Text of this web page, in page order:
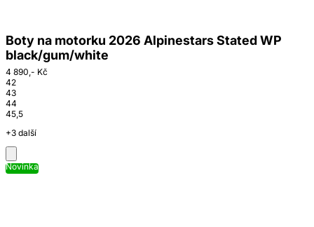
Boty na motorku 2026 Alpinestars Stated WP
black/gum/white
4 890,- Kč
42
43
44
45,5
+3 další
Novinka